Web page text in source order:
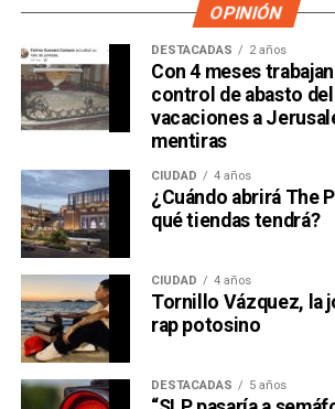
OPINIÓN
DESTACADAS 2 años
Con 4 meses
control de abasto del
vacaciones a
mentiras
CIUDAD 4 años
¿Cuándo abrirá The
qué tiendas tendrá?
CIUDAD 4 años
Tornillo Vázquez, la
rap potosino
DESTACADAS 5 años